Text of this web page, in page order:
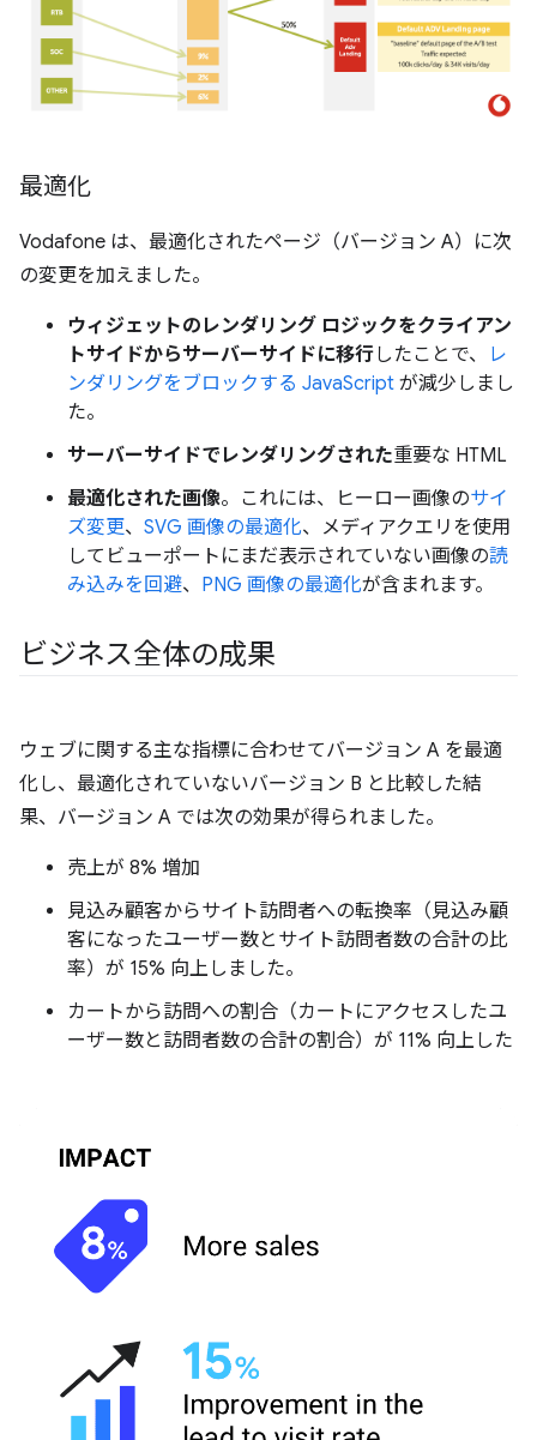
最適化
Vodafone は、最適化されたページ（バージョン A）に次
の変更を加えました。
ウィジェットのレンダリング ロジックをクライアン
トサイドからサーバーサイドに移行したことで、
レ
ンダリングをブロックする JavaScript が減少しまし
た。
サーバーサイドでレンダリングされた重要な HTML
最適化された画像。これには、ヒーロー画像のサイ
ズ変更、 SVG 画像の最適化、メディアクエリを使用
してビューポートにまだ表示されていない画像の読
み込みを回避、 PNG 画像の最適化が含まれます。
ビジネス全体の成果
ウェブに関する主な指標に合わせてバージョン A を最適
化し、最適化されていないバージョン B と比較した結
果、バージョン A では次の効果が得られました。
売上が 8% 増加
見込み顧客からサイト訪問者への転換率（見込み顧
客になったユーザー数とサイト訪問者数の合計の比
率）が 15% 向上しました。
カートから訪問への割合（カートにアクセスしたユ
ーザー数と訪問者数の合計の割合）が 11% 向上した